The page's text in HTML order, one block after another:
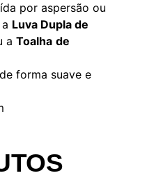
por aspersão ou
Luva Dupla de
a Toalha de
forma suave e